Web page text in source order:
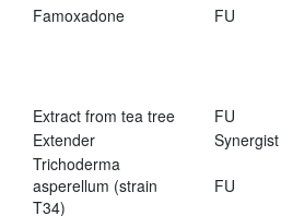
Famoxadone FU
Extract from tea tree FU
Extender
Synergist
Trichoderma
asperellum (strain
T34)
FU